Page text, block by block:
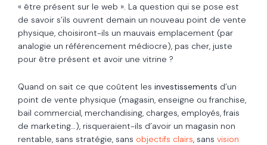
« être présent sur le web ». La question qui se pose est
de savoir s’ils ouvrent demain un nouveau point de vente
physique, choisiront-ils un mauvais emplacement (par
analogie un référencement médiocre), pas cher, juste
pour être présent et avoir une vitrine ?
Quand on sait ce que coûtent les investissements d’un
point de vente physique (magasin, enseigne ou franchise,
bail commercial, merchandising, charges, employés, frais
de marketing…), risqueraient-ils d’avoir un magasin non
rentable, sans stratégie, sans objectifs clairs, sans vision